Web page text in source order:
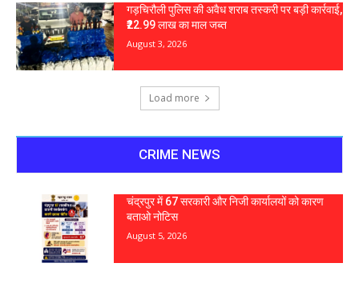
गड़चिरौली पुलिस की अवैध शराब तस्करी पर बड़ी कार्रवाई,
₹22.99 लाख का माल जब्त
August 3, 2026
Load more
CRIME NEWS
चंद्रपुर में 67 सरकारी और निजी कार्यालयों को कारण
बताओ नोटिस
August 5, 2026